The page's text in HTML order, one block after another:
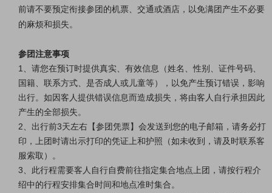
前请不要预定衔接参团的机票、交通或酒店，以免满团产生不必要
的麻烦和损失。
参团注意事项
1、请您在预订时提供真实、有效信息（姓名、性别、证件号码、
国籍、联系方式、是否成人或儿童等），以免产生预订错误，影响
出行。如因客人提供错误信息而造成损失，将由客人自行承担因此
产生的全部损失。
2、出行前3天左右【参团凭票】会发送到您的电子邮箱，请务必打
印，上团时请出示打印的凭证上和护照（如未收到，请及时联系客
服索取）。
3、此行程需要客人自行自费前往指定集合地点上团，请按行程介
绍中的行程安排集合时间和地点准时集合。